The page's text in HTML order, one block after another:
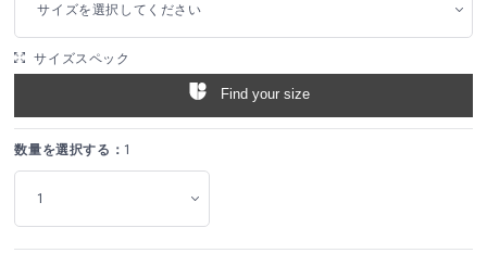
サイズを選択してください
サイズスペック
Find your size
数量を選択する： 1